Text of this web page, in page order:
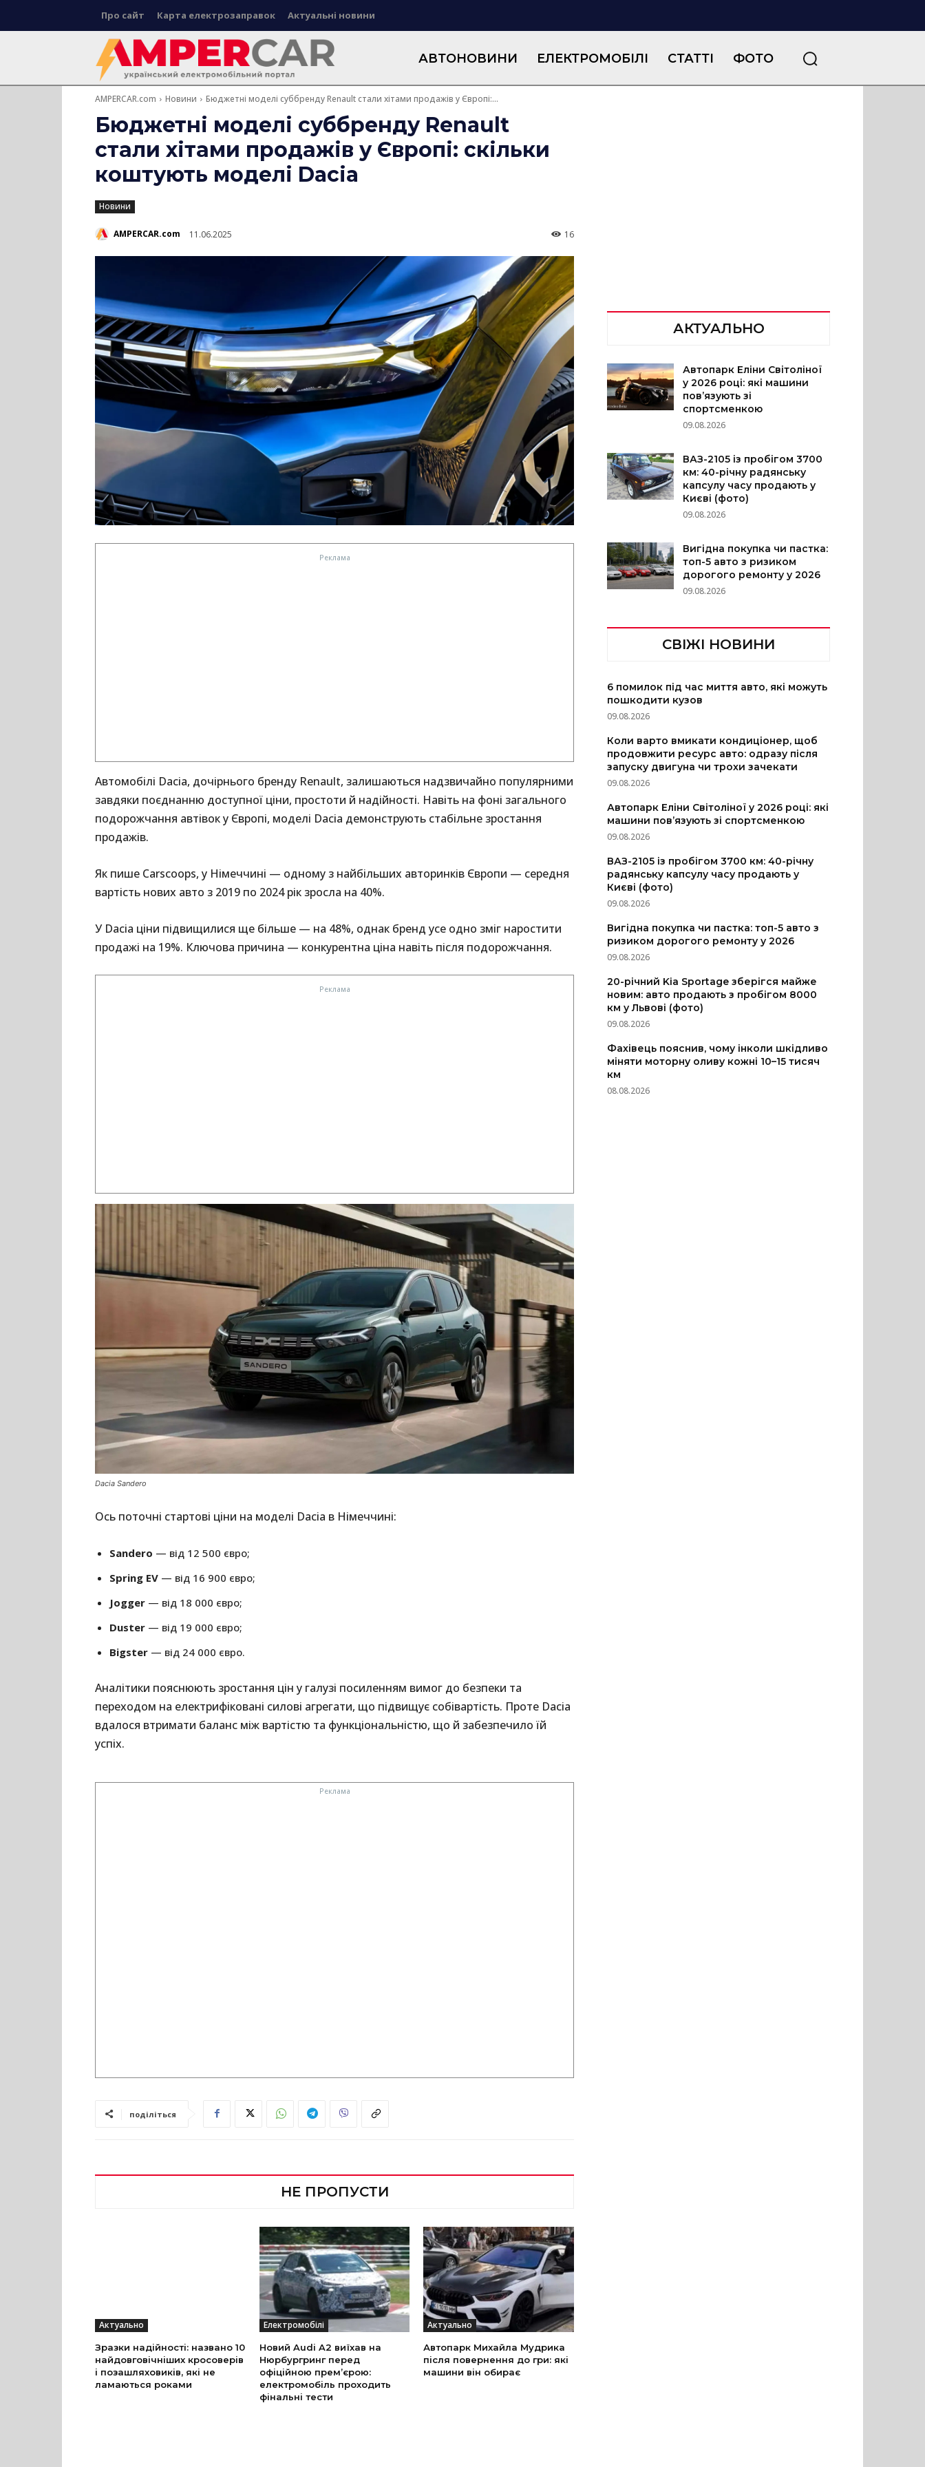
Про сайт Карта електрозаправок Актуальні новини
АВТОНОВИНИ ЕЛЕКТРОМОБІЛІ СТАТТІ ФОТО
AMPERCAR.com Новини Бюджетні моделі суббренду Renault стали хітами продажів у Європі:...
Бюджетні моделі суббренду Renault
стали хітами продажів у Європі: скільки
коштують моделі Dacia
Новини
AMPERCAR.com 11.06.2025 16
Автомобілі Dacia, дочірнього бренду Renault, залишаються надзвичайно популярними
завдяки поєднанню доступної ціни, простоти й надійності. Навіть на фоні загального
подорожчання автівок у Європі, моделі Dacia демонструють стабільне зростання
продажів.
Як пише Carscoops, у Німеччині — одному з найбільших авторинків Європи — середня
вартість нових авто з 2019 по 2024 рік зросла на 40%.
У Dacia ціни підвищилися ще більше — на 48%, однак бренд усе одно зміг наростити
продажі на 19%. Ключова причина — конкурентна ціна навіть після подорожчання.
Dacia Sandero
Ось поточні стартові ціни на моделі Dacia в Німеччині:
Sandero — від 12 500 євро;
Spring EV — від 16 900 євро;
Jogger — від 18 000 євро;
Duster — від 19 000 євро;
Bigster — від 24 000 євро.
Аналітики пояснюють зростання цін у галузі посиленням вимог до безпеки та
переходом на електрифіковані силові агрегати, що підвищує собівартість. Проте Dacia
вдалося втримати баланс між вартістю та функціональністю, що й забезпечило їй
успіх.
поділіться
НЕ ПРОПУСТИ
Актуально
Зразки надійності: названо 10
найдовговічніших кросоверів
і позашляховиків, які не
ламаються роками
Електромобілі
Новий Audi A2 виїхав на
Нюрбургринг перед
офіційною прем’єрою:
електромобіль проходить
фінальні тести
Актуально
Автопарк Михайла Мудрика
після повернення до гри: які
машини він обирає
АКТУАЛЬНО
Автопарк Еліни Світоліної
у 2026 році: які машини
пов’язують зі
спортсменкою
09.08.2026
ВАЗ-2105 із пробігом 3700
км: 40-річну радянську
капсулу часу продають у
Києві (фото)
09.08.2026
Вигідна покупка чи пастка:
топ-5 авто з ризиком
дорогого ремонту у 2026
09.08.2026
СВІЖІ НОВИНИ
6 помилок під час миття авто, які можуть
пошкодити кузов
09.08.2026
Коли варто вмикати кондиціонер, щоб
продовжити ресурс авто: одразу після
запуску двигуна чи трохи зачекати
09.08.2026
Автопарк Еліни Світоліної у 2026 році: які
машини пов’язують зі спортсменкою
09.08.2026
ВАЗ-2105 із пробігом 3700 км: 40-річну
радянську капсулу часу продають у
Києві (фото)
09.08.2026
Вигідна покупка чи пастка: топ-5 авто з
ризиком дорогого ремонту у 2026
09.08.2026
20-річний Kia Sportage зберігся майже
новим: авто продають з пробігом 8000
км у Львові (фото)
09.08.2026
Фахівець пояснив, чому інколи шкідливо
міняти моторну оливу кожні 10–15 тисяч
км
08.08.2026